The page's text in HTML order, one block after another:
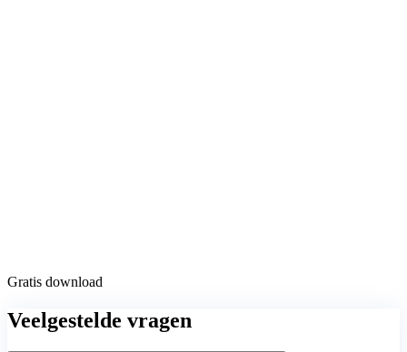
Gratis download
Veelgestelde vragen